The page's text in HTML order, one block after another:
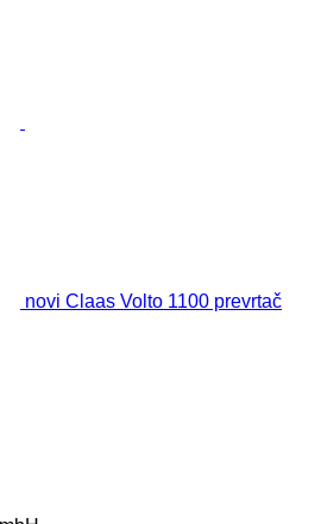
novi Claas Volto 1100 prevrtač